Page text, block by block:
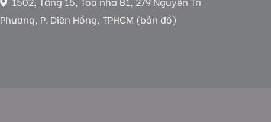
Phương, P. Diên Hồng, TPHCM (bản đồ)